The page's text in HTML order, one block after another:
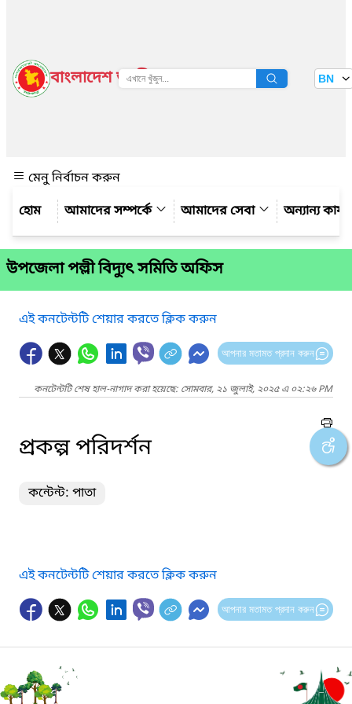
বাংলাদেশ জাতীয় তথ্য বাতায়ন BN
মেনু নির্বাচন করুন
আমাদের সম্পর্কে
আমাদের সেবা অন্যান্য
উপজেলা পল্লী বিদ্যুৎ সমিতি অফিস
এই কনটেন্টটি শেয়ার করতে ক্লিক করুন
আপনার মতামত প্রদান করুন
কনটেন্টটি শেষ হাল-নাগাদ করা হয়েছে: সোমবার, ২১ জুলাই, ২০২৫ এ ০২:২৬ PM
প্রকল্প পরিদর্শন
কন্টেন্ট: পাতা
এই কনটেন্টটি শেয়ার করতে ক্লিক করুন
আপনার মতামত প্রদান করুন